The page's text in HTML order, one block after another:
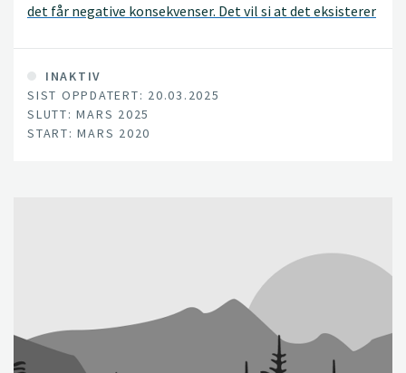
det får negative konsekvenser. Det vil si at det eksisterer
nødvendig. Presisjonssprøyting (automatisk sensor-
basert flekksprøyting) er å ta hensyn til den flekkvise
utbredelsen av ugraset i åkeren. Dette vil redusere
forbruket av ugrasmiddel betydelig i forhold til vanlig
praksis (breisprøyting). På sikt forventes
INAKTIV
SIST OPPDATERT: 20.03.2025
SLUTT: MARS 2025
START: MARS 2020